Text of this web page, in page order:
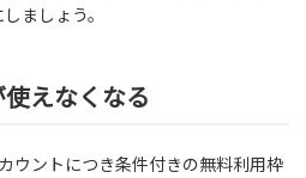
ましょう。
えなくなる
ウントにつき条件付きの無料利用枠